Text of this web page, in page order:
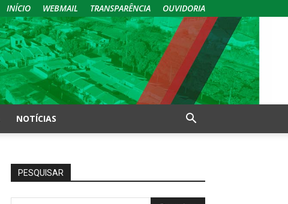
INÍCIO WEBMAIL TRANSPARÊNCIA OUVIDORIA
NOTÍCIAS
PESQUISAR